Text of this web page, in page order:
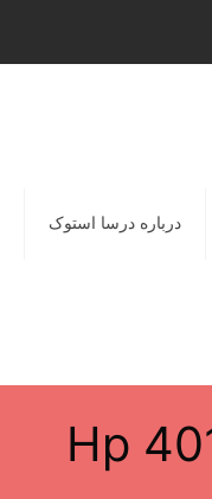
درباره درسا استوک